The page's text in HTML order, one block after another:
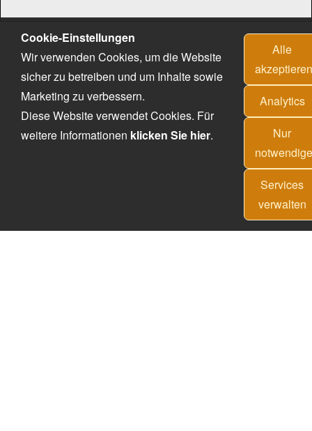
Cookie-Einstellungen
Wir verwenden Cookies, um die Website
sicher zu betreiben und um Inhalte sowie
Marketing zu verbessern.
Diese Website verwendet Cookies. Für
weitere Informationen klicken Sie hier.
Alle
Analytics
Nur
Services
verwalten